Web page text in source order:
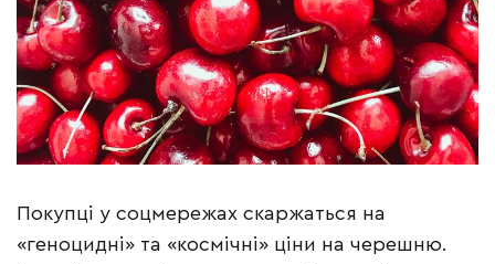
Покупці у соцмережах скаржаться на
«геноцидні» та «космічні» ціни на черешню.